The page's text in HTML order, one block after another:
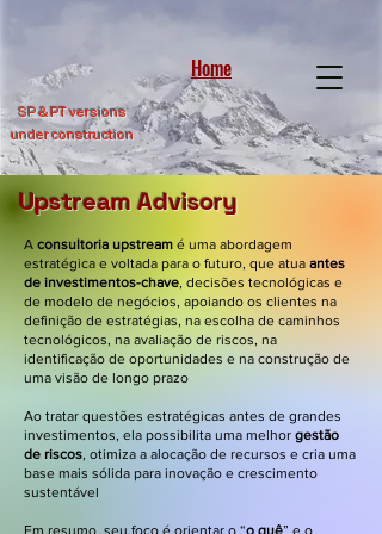
Home
SP & PT versions
under construction
Upstream Advisory
A consultoria upstream é uma abordagem
estratégica e voltada para o futuro, que atua antes
de investimentos-chave, decisões tecnológicas e
de modelo de negócios, apoiando os clientes na
definição de estratégias, na escolha de caminhos
tecnológicos, na avaliação de riscos, na
identificação de oportunidades e na construção de
uma visão de longo prazo
Ao tratar questões estratégicas antes de grandes
investimentos, ela possibilita uma melhor gestão
de riscos, otimiza a alocação de recursos e cria uma
base mais sólida para inovação e crescimento
sustentável
Em resumo, seu foco é orientar o “o quê” e o